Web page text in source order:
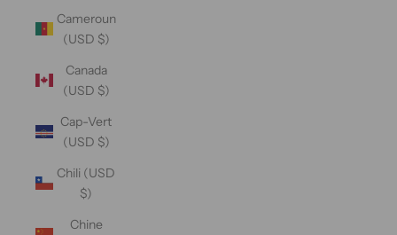
Cameroun
(USD $)
Canada
(USD $)
Cap-Vert
(USD $)
Chili (USD
$)
Chine